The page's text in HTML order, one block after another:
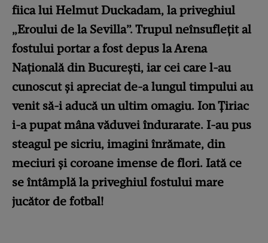
fiica lui Helmut Duckadam, la priveghiul
„Eroului de la Sevilla”. Trupul neînsuflețit al
fostului portar a fost depus la Arena
Națională din București, iar cei care l-au
cunoscut și apreciat de-a lungul timpului au
venit să-i aducă un ultim omagiu. Ion Țiriac
i-a pupat mâna văduvei îndurarate. I-au pus
steagul pe sicriu, imagini înrămate, din
meciuri și coroane imense de flori. Iată ce
se întâmplă la priveghiul fostului mare
jucător de fotbal!